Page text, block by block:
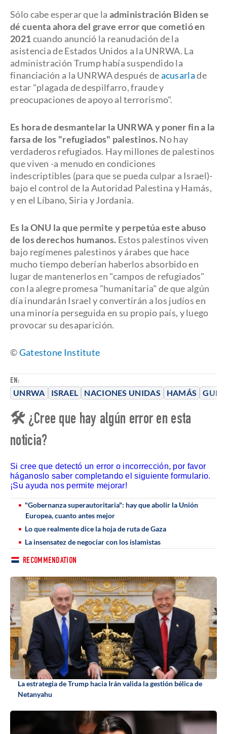
EN:
UNRWA ISRAEL NACIONES UNIDAS HAMÁS
Sólo cabe esperar que la administración Biden se
dé cuenta ahora del grave error que cometió en
2021cuando anunció la reanudación de la
asistencia de Estados Unidos a la UNRWA. La
administración Trump había suspendido la
financiación a la UNRWA después deacusarlade
estar "plagada de despilfarro, fraude y
preocupaciones de apoyo al terrorismo".
Es hora de desmantelar la UNRWA y poner fin a la
farsa de los "refugiados" palestinos.No hay
verdaderos refugiados. Hay millones de palestinos
que viven -a menudo en condiciones
indescriptibles (para que se pueda culpar a Israel)-
bajo el control de la Autoridad Palestina y Hamás,
y en el Líbano, Siria y Jordania.
Es la ONU la que permite y perpetúa este abuso
de los derechos humanos. Estos palestinos viven
bajo regímenes palestinos y árabes que hace
mucho tiempo deberían haberlos absorbido en
lugar de mantenerlos en "campos de refugiados"
con la alegre promesa "humanitaria" de que algún
día inundarán Israel y convertirán a los judíos en
una minoría perseguida en su propio país, y luego
provocar su desaparición.
©Gatestone Institute
🛠 ¿Cree que hay algún error en esta
noticia?
Si cree que detectó un error o incorrección, por favor
háganoslo saber completando el siguiente formulario.
¡Su ayuda nos permite mejorar!
"Gobernanza superautoritaria": hay que abolir la Unión
Europea, cuanto antes mejor
Lo que realmente dice la hoja de ruta de Gaza
La insensatez de negociar con los islamistas
RECOMMENDATION
La estrategia de Trump hacia Irán valida la gestión bélica de
Netanyahu